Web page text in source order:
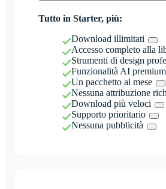
Tutto in Starter, più:
Download illimitati
Accesso completo alla
Strumenti di design
Funzionalità AI premium
Un pacchetto al mese
Nessuna attribuzione
Download più veloci
Supporto prioritario
Nessuna pubblicità